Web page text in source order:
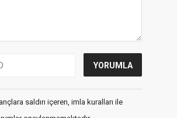
saldırı içeren, imla kuralları ile